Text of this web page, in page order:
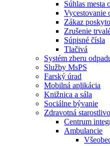
Súhlas mesta
Vycestovanie
Zákaz
Zrušenie
Súpisné čísla
Tlačivá
Systém zberu
Služby MsPS
Farský úrad
Mobilná aplikácia
Knižnica a sála
Sociálne bývanie
Zdravotná
Centrum
Ambulancie